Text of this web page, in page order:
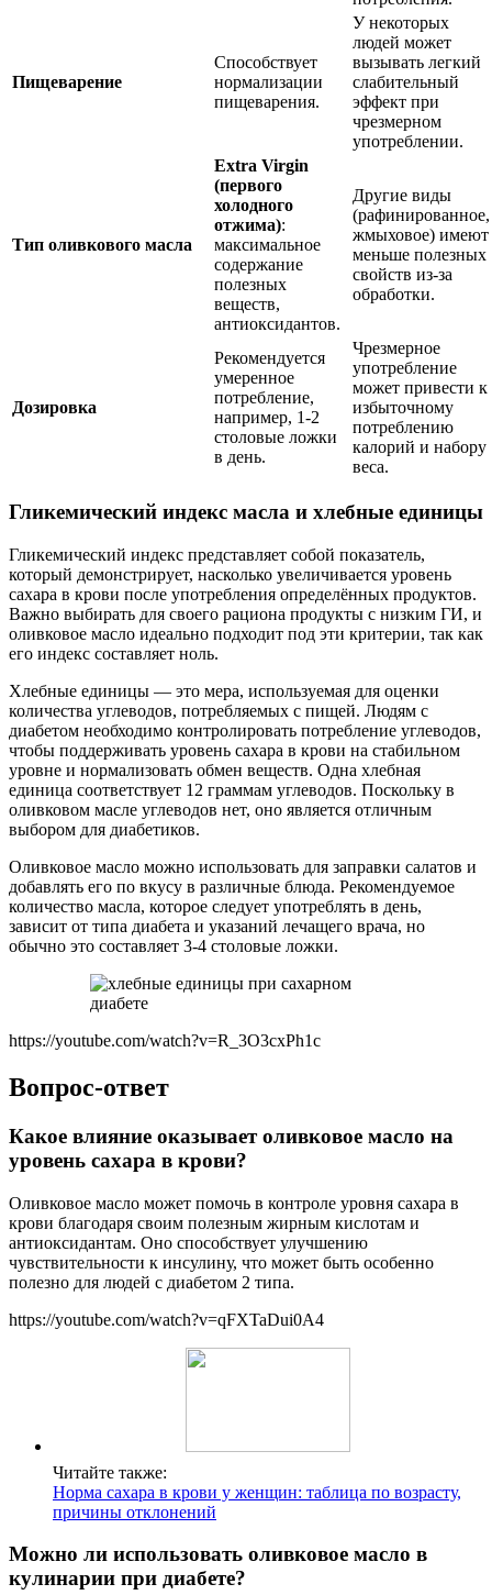
Пищеварение
Способствует
нормализации
пищеварения.
У некоторых
людей может
вызывать легкий
слабительный
эффект при
чрезмерном
употреблении.
Тип оливкового масла
Extra Virgin
(первого
холодного
отжима):
максимальное
содержание
полезных
веществ,
антиоксидантов.
Другие виды
(рафинированное,
жмыховое) имеют
меньше полезных
свойств из-за
обработки.
Дозировка
Рекомендуется
умеренное
потребление,
например, 1-2
столовые ложки
в день.
Чрезмерное
употребление
может привести к
избыточному
потреблению
калорий и набору
веса.
Гликемический индекс масла и хлебные единицы
Гликемический индекс представляет собой показатель,
который демонстрирует, насколько увеличивается уровень
сахара в крови после употребления определённых продуктов.
Важно выбирать для своего рациона продукты с низким ГИ, и
оливковое масло идеально подходит под эти критерии, так как
его индекс составляет ноль.
Хлебные единицы — это мера, используемая для оценки
количества углеводов, потребляемых с пищей. Людям с
диабетом необходимо контролировать потребление углеводов,
чтобы поддерживать уровень сахара в крови на стабильном
уровне и нормализовать обмен веществ. Одна хлебная
единица соответствует 12 граммам углеводов. Поскольку в
оливковом масле углеводов нет, оно является отличным
выбором для диабетиков.
Оливковое масло можно использовать для заправки салатов и
добавлять его по вкусу в различные блюда. Рекомендуемое
количество масла, которое следует употреблять в день,
зависит от типа диабета и указаний лечащего врача, но
обычно это составляет 3-4 столовые ложки.
https://youtube.com/watch?v=R_3O3cxPh1c
Вопрос-ответ
Какое влияние оказывает оливковое масло на
уровень сахара в крови?
Оливковое масло может помочь в контроле уровня сахара в
крови благодаря своим полезным жирным кислотам и
антиоксидантам. Оно способствует улучшению
чувствительности к инсулину, что может быть особенно
полезно для людей с диабетом 2 типа.
https://youtube.com/watch?v=qFXTaDui0A4
Читайте также:
Норма сахара в крови у женщин: таблица по возрасту,
причины отклонений
Можно ли использовать оливковое масло в
кулинарии при диабете?